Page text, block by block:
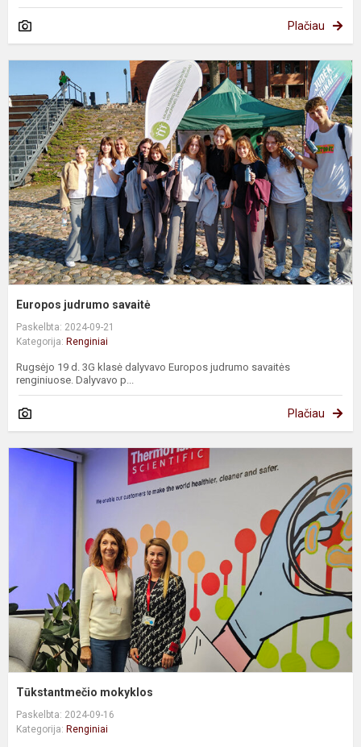
Plačiau
Europos judrumo savaitė
Paskelbta: 2024-09-21
Kategorija: Renginiai
Rugsėjo 19 d. 3G klasė dalyvavo Europos judrumo savaitės
renginiuose. Dalyvavo p...
Plačiau
Tūkstantmečio mokyklos
Paskelbta: 2024-09-16
Kategorija: Renginiai